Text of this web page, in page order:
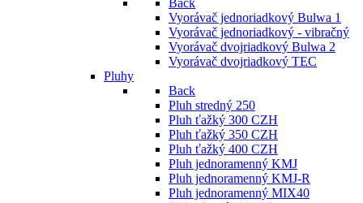
Back
Vyorávač jednoriadkový Bulwa 1
Vyorávač jednoriadkový - vibračný
Vyorávač dvojriadkový Bulwa 2
Vyorávač dvojriadkový TEC
Pluhy
Back
Pluh stredný 250
Pluh ťažký 300 CZH
Pluh ťažký 350 CZH
Pluh ťažký 400 CZH
Pluh jednoramenný KMJ
Pluh jednoramenný KMJ-R
Pluh jednoramenný MIX40